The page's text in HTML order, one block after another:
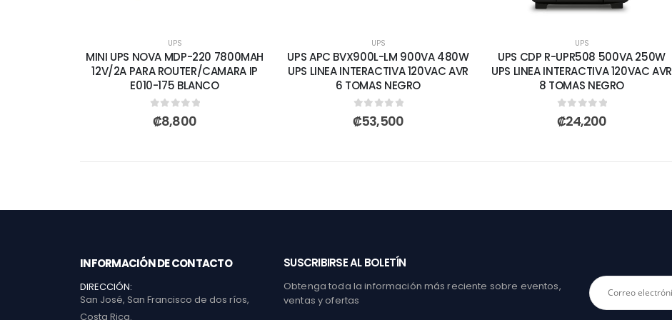
UPS
MINI UPS NOVA MDP-220 7800MAH
12V/2A PARA ROUTER/CAMARA IP
E010-175 BLANCO
0out of 5
₡8,800
UPS
UPS APC BVX900L-LM 900VA 480W
UPS LINEA INTERACTIVA 120VAC AVR
6 TOMAS NEGRO
0out of 5
₡53,500
UPS
UPS CDP R-UPR508 500VA 250W
UPS LINEA INTERACTIVA 120VAC AVR
8 TOMAS NEGRO
0out of 5
₡24,200
INFORMACIÓN DE CONTACTO
DIRECCIÓN:
San José, San Francisco de dos ríos,
Costa Rica.
SUSCRIBIRSE AL BOLETÍN
Obtenga toda la información más reciente sobre eventos,
ventas y ofertas